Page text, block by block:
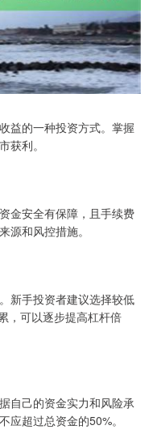
益的一种投资方式。掌握
获利。
金安全有保障，且手续费
源和风控措施。
新手投资者建议选择较低
，可以逐步提高杠杆倍
自己的资金实力和风险承
应超过总资金的50%。